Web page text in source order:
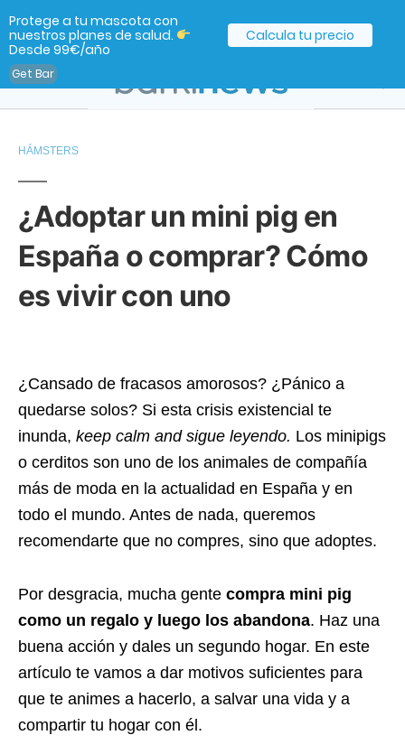
HÁMSTERS
¿Adoptar un mini pig en
España o comprar? Cómo
es vivir con uno
¿Cansado de fracasos amorosos? ¿Pánico a
quedarse solos? Si esta crisis existencial te
inunda, keep calm and sigue leyendo. Los minipigs
o cerditos son uno de los animales de compañía
más de moda en la actualidad en España y en
todo el mundo. Antes de nada, queremos
recomendarte que no compres, sino que adoptes.
Por desgracia, mucha gente compra mini pig
como un regalo y luego los abandona. Haz una
buena acción y dales un segundo hogar. En este
artículo te vamos a dar motivos suficientes para
que te animes a hacerlo, a salvar una vida y a
compartir tu hogar con él.
Protege a tu mascota con
nuestros planes de salud.
Desde 99€/año
Calcula tu precio
Get Bar